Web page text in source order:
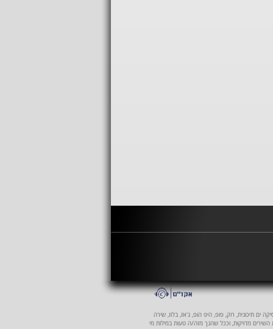
ים תיכונית, רוק, פופ, היפ הופ, ג'אז, בלוז, שירה
השירים מדויקות, וככל שהנך מזה/ה טעות במילות מי